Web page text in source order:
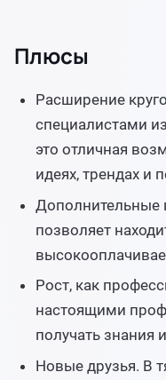
Плюсы
Расширение
специалистами
это отличная
идеях, трендах и
Дополнительные
позволяет
Рост, как
настоящими
получать знания
Новые друзья. В